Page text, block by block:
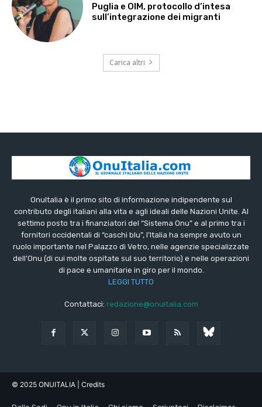
Puglia e OIM, protocollo d’intesa
sull’integrazione dei migranti
Carica altri
OnuItalia è il primo sito di informazione indipendente sul
contributo degli italiani alla vita e agli ideali delle Nazioni Unite. Al
settimo posto tra i finanziatori del “Sistema Onu” e al primo tra i
fornitori occidentali di “caschi blu”, l’Italia ha sempre avuto un
ruolo importante nel Palazzo di Vetro, nelle agenzie specializzate
dell’Onu (di cui molte ospitate sul suo territorio) e nelle operazioni
di pace e umanitarie in giro per il mondo.
LEGGI TUTTO
Contattaci: redazione@onuitalia.com
© 2025 ONUITALIA | Credits